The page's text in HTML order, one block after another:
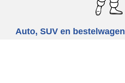
Auto, SUV en bestelwagen